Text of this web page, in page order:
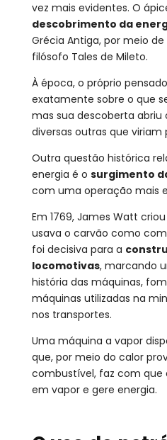
vez mais evidentes. O
descobrimento da
Grécia Antiga, por meio
filósofo Tales de Mileto.
À época, o próprio
exatamente sobre o que
mas sua descoberta abriu
diversas outras que viriam
Outra questão histórica
energia é o surgimento
com uma operação mais
Em 1769, James Watt
usava o carvão como
foi decisiva para a
locomotivas, marcando
história das máquinas,
máquinas utilizadas na
nos transportes.
Uma máquina a vapor
que, por meio do calor
combustível, faz com que
em vapor e gere energia.